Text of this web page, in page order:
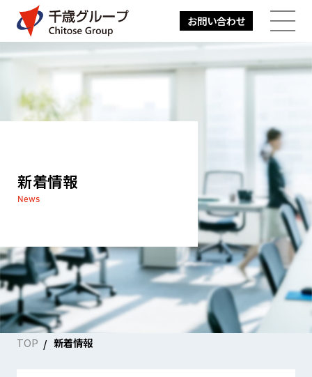
お問い合わせ メニューを
新着情報
News
TOP 新着情報